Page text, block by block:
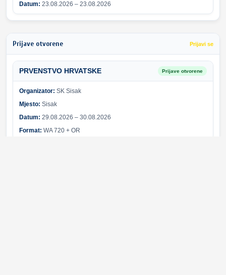
Datum: 23.08.2026 – 23.08.2026
Prijave otvorene Prijavi se
PRVENSTVO HRVATSKE Prijave otvorene
Organizator: SK Sisak
Mjesto: Sisak
Datum: 29.08.2026 – 30.08.2026
Format: WA 720 + OR